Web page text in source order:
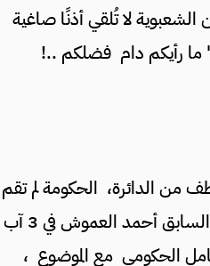
لا تُلقي أذنًا صاغية
ما رأيكم دام فضلكم ..!
من الدائرة، الحكومة لم تقم
بتعيين أحد في الموقع منذ شهور طويلة ،حيث تم قبول استقالة المدير السابق أحمد العموش في 3 آب
الحكومي مع الموضوع ،